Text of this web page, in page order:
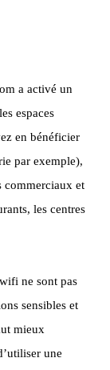
a activé un
espaces
en bénéficier
par exemple),
commerciaux et
les centres
ne sont pas
sensibles et
mieux
une